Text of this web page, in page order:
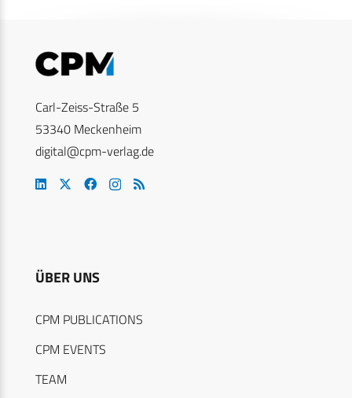
Carl-Zeiss-Straße 5
53340 Meckenheim
digital@cpm-verlag.de
ÜBER UNS
CPM PUBLICATIONS
CPM EVENTS
TEAM